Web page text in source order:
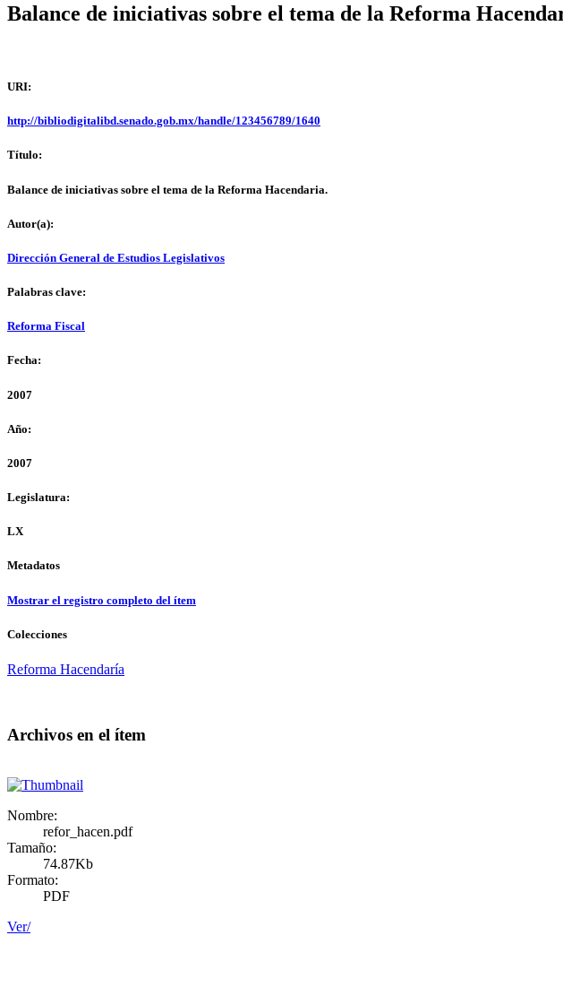
Balance de iniciativas sobre el tema de la Reforma
URI:
http://bibliodigitalibd.senado.gob.mx/handle/123456789/1640
Título:
Balance de iniciativas sobre el tema de la Reforma Hacendaria.
Autor(a):
Dirección General de Estudios Legislativos
Palabras clave:
Reforma Fiscal
Fecha:
2007
Año:
2007
Legislatura:
LX
Metadatos
Mostrar el registro completo del ítem
Colecciones
Reforma Hacendaría
Archivos en el ítem
Nombre:
refor_hacen.pdf
Tamaño:
74.87Kb
Formato:
PDF
Ver/